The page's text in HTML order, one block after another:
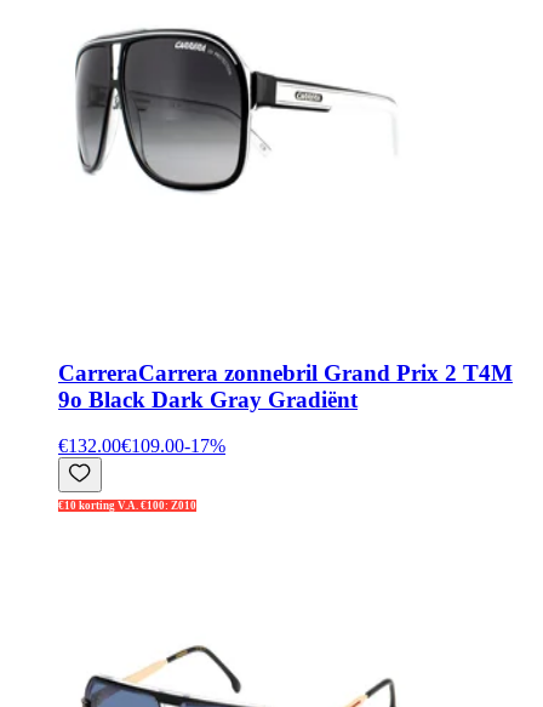
CarreraCarrera zonnebril Grand Prix 2 T4M
9o Black Dark Gray Gradiënt
€132.00€109.00-17%
€10 korting V.A. €100: Z010